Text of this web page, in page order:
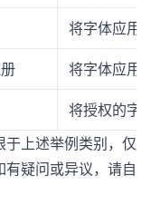
将字体应用
将字体应用
将授权的字
上述举例类别，仅
疑问或异议，请自